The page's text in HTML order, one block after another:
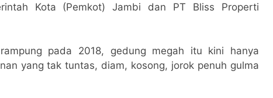
Kota (Pemkot) Jambi dan PT Bliss Properti
pada 2018, gedung megah itu kini hanya
yang tak tuntas, diam, kosong, jorok penuh gulma